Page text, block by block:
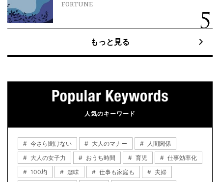
FORTUNE
もっと見る
人気のキーワード
今さら聞けない 大人のマナー
人間関係
大人の女子力
おうち時間 育児
仕事効率化
100均
趣味 仕事も家庭も
夫婦